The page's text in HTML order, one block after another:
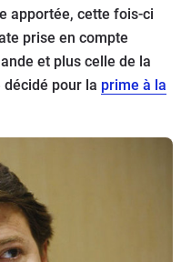
apportée, cette fois-ci
prise en compte
et plus celle de la
pour la prime à la